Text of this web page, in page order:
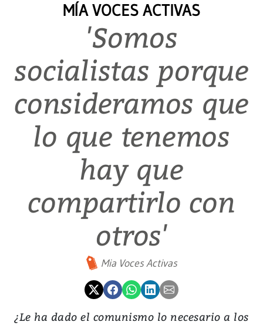
MÍA VOCES ACTIVAS
'Somos
socialistas porque
consideramos que
lo que tenemos
hay que
compartirlo con
otros'
Mia Voces Activas
¿Le ha dado el comunismo lo necesario a los